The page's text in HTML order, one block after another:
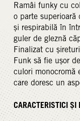
Ramâi funky cu
o parte
și respirabilă în
guler de gleznă
Finalizat cu
Funk să fie ușor
culori monocromă
care doresc un
CARACTERISTICI ȘI